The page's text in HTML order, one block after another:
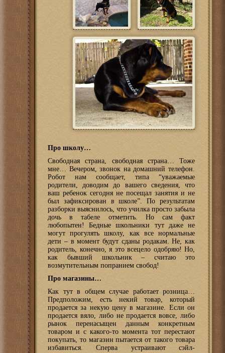
Про школу…
Свободная страна, свободная страна… Тоже
мне… Вечером, звонок на домашний телефон.
Робот нам сообщает, типа “уважаемые
родители, доводим до вашего сведения, что
ваш ребенок сегодня не посещал занятия и не
был зафиксирован в школе”. По результатам
разборки выяснилось, что училка просто забыла
дочь в табеле отметить. Но сам факт
любопытен! Бедные школьники тут даже не
могут прогулять школу, как все нормальные
дети – в момент будут сданы родакам. Не, как
родитель, конечно, я это всецело одобряю! Но,
как бывший школьник – считаю это
возмутительным попранием свобод!
Про магазины…
Как тут в общем случае работает розница…
Предположим, есть некий товар, который
продается за некую цену в магазине. Если он
продается вяло, либо не продается вовсе, либо
рынок перенасыщен данным конкретным
товаром и с какого-то момента тот перестают
покупать, то магазин пытается от такого товара
избавиться. Сперва устраивают сэйл-